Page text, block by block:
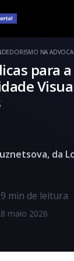
NA
para
da
maio 2026